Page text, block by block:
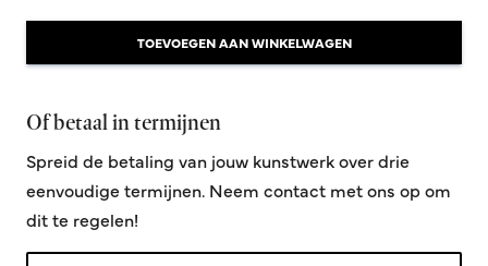
TOEVOEGEN AAN WINKELWAGEN
Of betaal in termijnen
Spreid de betaling van jouw kunstwerk over drie
eenvoudige termijnen. Neem contact met ons op om
dit te regelen!